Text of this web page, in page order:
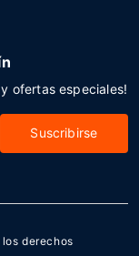
ofertas especiales!
Suscribirse
los derechos